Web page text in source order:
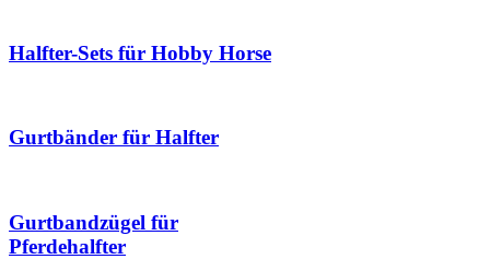
Halfter-Sets für Hobby Horse
Gurtbänder für Halfter
Gurtbandzügel für
Pferdehalfter